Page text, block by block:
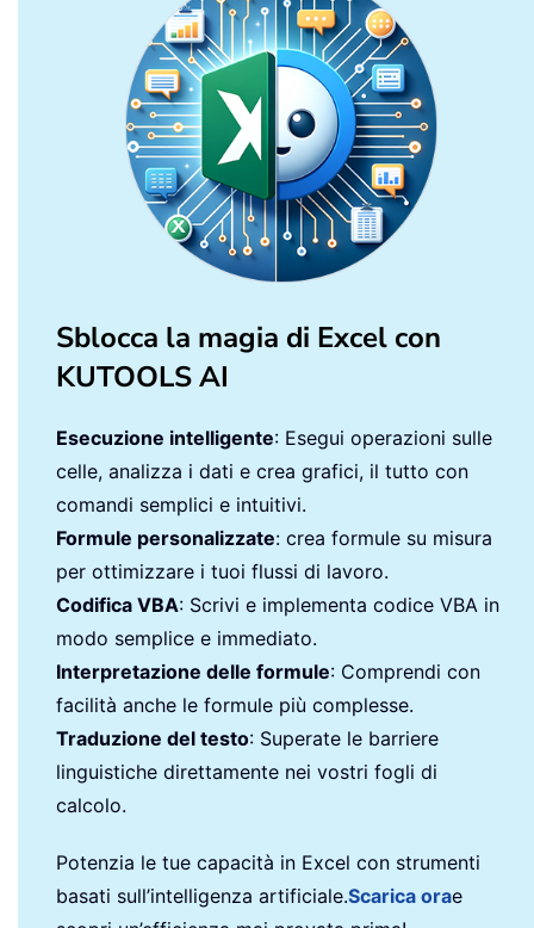
Sblocca la magia di Excel con
KUTOOLS AI
Esecuzione intelligente: Esegui operazioni sulle
celle, analizza i dati e crea grafici, il tutto con
comandi semplici e intuitivi.
Formule personalizzate: crea formule su misura
per ottimizzare i tuoi flussi di lavoro.
Codifica VBA: Scrivi e implementa codice VBA in
modo semplice e immediato.
Interpretazione delle formule: Comprendi con
facilità anche le formule più complesse.
Traduzione del testo: Superate le barriere
linguistiche direttamente nei vostri fogli di
calcolo.
Potenzia le tue capacità in Excel con strumenti
basati sull’intelligenza artificiale.Scarica orae